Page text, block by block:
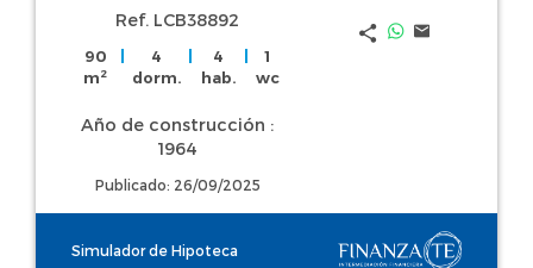
Ref. LCB38892
90
m2
4
dorm.
4
hab.
1
wc
Año de construcción :
1964
Publicado: 26/09/2025
Simulador de Hipoteca